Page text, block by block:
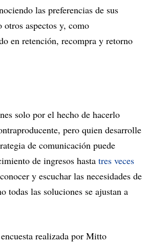
las preferencias de sus
aspectos y, como
en retención, recompra y retorno
solo por el hecho de hacerlo
pero quien desarrolle
de comunicación puede
de ingresos hasta tres veces
y escuchar las necesidades de
todas las soluciones se ajustan a
realizada por Mitto